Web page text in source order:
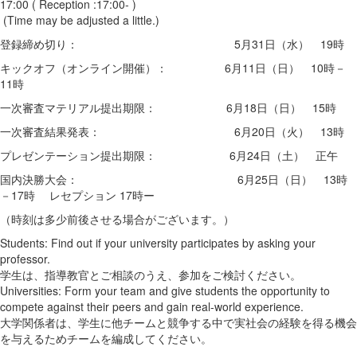
17:00 ( Reception :17:00- )
(Time may be adjusted a little.)
登録締め切り： 5月31日（水） 19時
キックオフ（オンライン開催）： 6月11日（日） 10時－
11時
一次審査マテリアル提出期限： 6月18日（日） 15時
一次審査結果発表： 6月20日（火） 13時
プレゼンテーション提出期限： 6月24日（土） 正午
国内決勝大会： 6月25日（日） 13時
－17時 レセプション 17時ー
（時刻は多少前後させる場合がございます。）
Students: Find out if your university participates by asking your
professor.
学生は、指導教官とご相談のうえ、参加をご検討ください。
Universities: Form your team and give students the opportunity to
compete against their peers and gain real-world experience.
大学関係者は、学生に他チームと競争する中で実社会の経験を得る機会
を与えるためチームを編成してください。